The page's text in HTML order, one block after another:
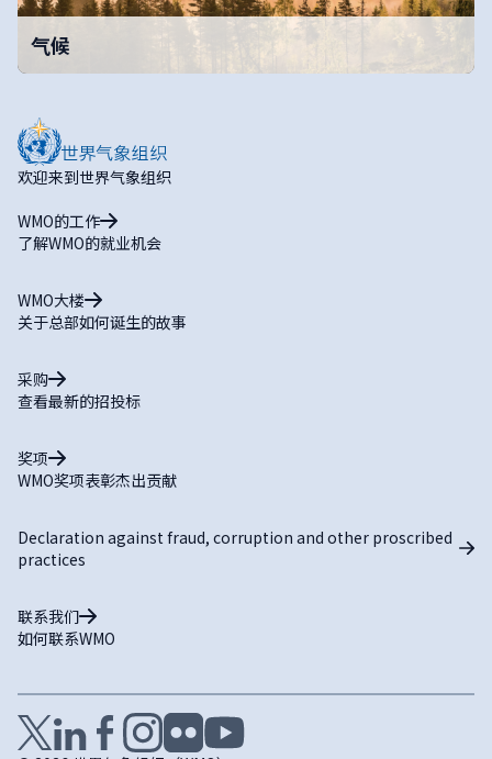
气候
欢迎来到世界气象组织
WMO的工作
了解WMO的就业机会
WMO大楼
关于总部如何诞生的故事
采购
查看最新的招投标
奖项
WMO奖项表彰杰出贡献
Declaration against fraud, corruption and other proscribed
practices
联系我们
如何联系WMO